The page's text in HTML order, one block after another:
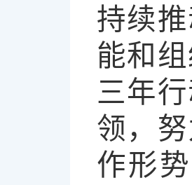
持续
能和
三年
领，
作形